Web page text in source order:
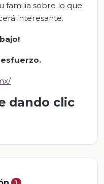
familia sobre lo que
interesante.
dando clic